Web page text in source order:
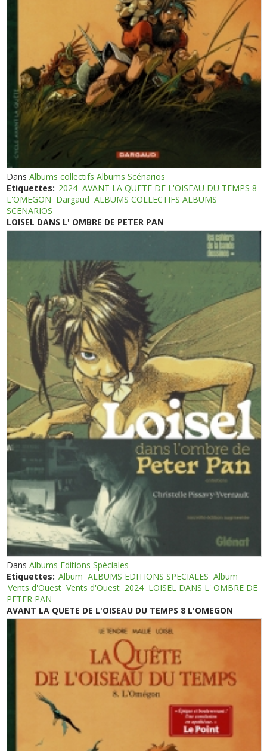
DansAlbums collectifs Albums Scénarios
Etiquettes: 2024 AVANT LA QUETE DE L'OISEAU DU TEMPS 8
L'OMEGON Dargaud ALBUMS COLLECTIFS ALBUMS
SCENARIOS
LOISEL DANS L' OMBRE DE PETER PAN
DansAlbums Editions Spéciales
Etiquettes: Album ALBUMS EDITIONS SPECIALES Album
Vents d'Ouest Vents d'Ouest 2024 LOISEL DANS L' OMBRE DE
PETER PAN
AVANT LA QUETE DE L'OISEAU DU TEMPS 8 L'OMEGON